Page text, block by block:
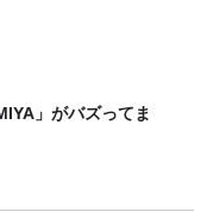
」がバズってま